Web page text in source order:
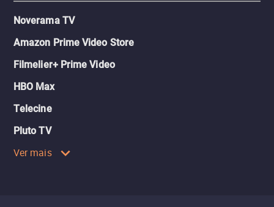
Noverama TV
Amazon Prime Video Store
Filmelier+ Prime Video
HBO Max
Telecine
Pluto TV
Ver mais